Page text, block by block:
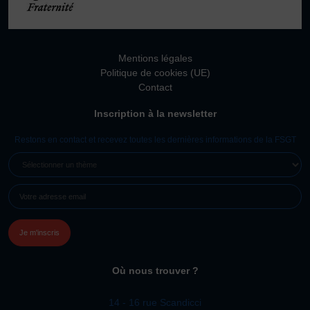
Vivicittà
ACTUALITÉS
JE SOUHAITE M’AFFILIER
Prise de licence
JE SOUHAITE TROUVER UN COMITÉ
JE SOUHAITE ADHÉRER
Affiliation
Honorabilité
Licence Omnisports
Certificat Médical
Mentions légales
Politique de cookies (UE)
Contact
Inscription à la newsletter
Restons en contact et recevez toutes les dernières informations de la FSGT
UN
(NÉCESSAIRE)
MAIL
Où nous trouver ?
14 - 16 rue Scandicci